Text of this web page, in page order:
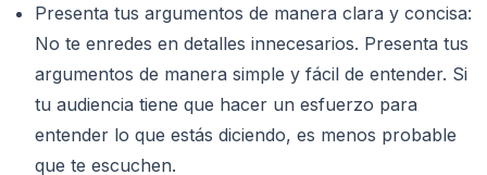
Presenta tus argumentos de manera clara y concisa:
No te enredes en detalles innecesarios. Presenta tus
argumentos de manera simple y fácil de entender. Si
tu audiencia tiene que hacer un esfuerzo para
entender lo que estás diciendo, es menos probable
que te escuchen.